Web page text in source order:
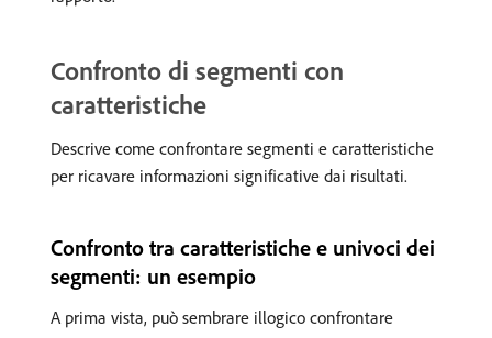
Confronto di segmenti con
caratteristiche
Descrive come confrontare segmenti e caratteristiche
per ricavare informazioni significative dai risultati.
Confronto tra caratteristiche e univoci dei
segmenti: un esempio
A prima vista, può sembrare illogico confrontare